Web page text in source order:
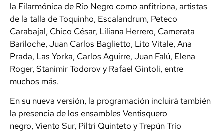
la Filarmónica de Río Negro como anfitriona, artistas
de la talla de Toquinho, Escalandrum, Peteco
Carabajal, Chico César, Liliana Herrero, Camerata
Bariloche, Juan Carlos Baglietto, Lito Vitale, Ana
Prada, Las Yorka, Carlos Aguirre, Juan Falú, Elena
Roger, Stanimir Todorov y Rafael Gintoli, entre
muchos más.
En su nueva versión, la programación incluirá también
la presencia de los ensambles Ventisquero
negro, Viento Sur, Piltri Quinteto y Trepún Trío